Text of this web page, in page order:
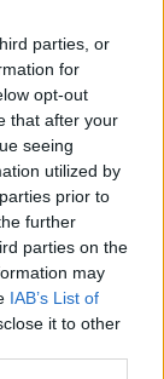
parties, or
for
opt-out
that after your
seeing
utilized by
prior to
further
parties on the
may
IAB’s List of
it to other
млрд.